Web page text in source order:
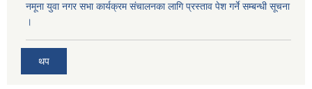
नमूना युवा नगर सभा कार्यक्रम संचालनका लागि प्रस्ताव पेश गर्ने सम्बन्धी सूचना
।
थप